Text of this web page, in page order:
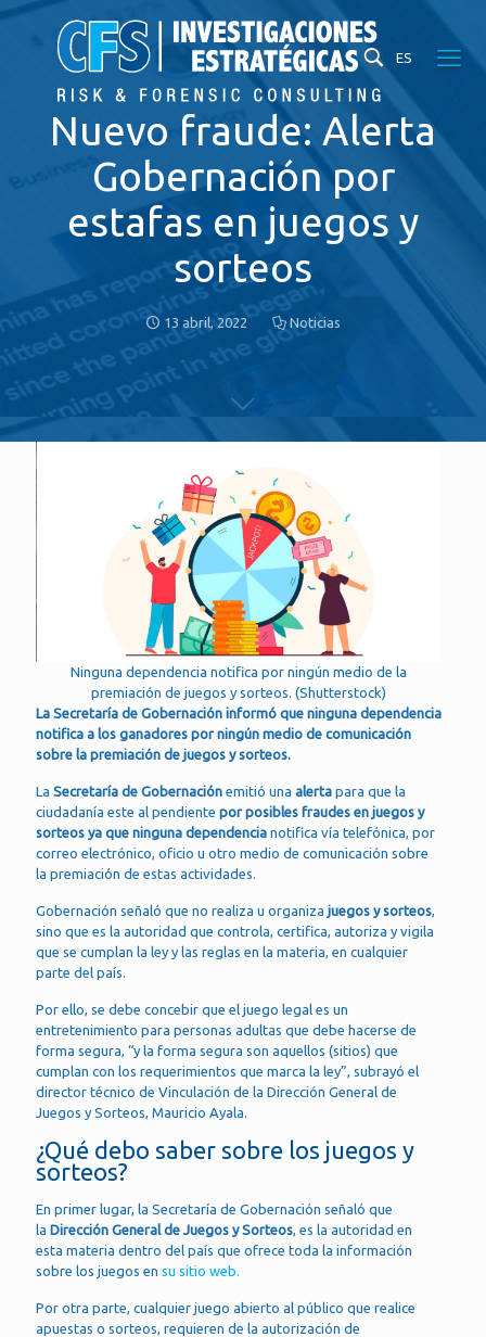
ES
Nuevo fraude: Alerta
Gobernación por
estafas en juegos y
sorteos
13 abril, 2022 Noticias
Ninguna dependencia notifica por ningún medio de la
premiación de juegos y sorteos. (Shutterstock)
La Secretaría de Gobernación informó que ninguna dependencia
notifica a los ganadores por ningún medio de comunicación
sobre la premiación de juegos y sorteos.
La Secretaría de Gobernación emitió una alerta para que la
ciudadanía este al pendiente por posibles fraudes en juegos y
sorteos ya que ninguna dependencia notifica vía telefónica, por
correo electrónico, oficio u otro medio de comunicación sobre
la premiación de estas actividades.
Gobernación señaló que no realiza u organiza juegos y sorteos,
sino que es la autoridad que controla, certifica, autoriza y vigila
que se cumplan la ley y las reglas en la materia, en cualquier
parte del país.
Por ello, se debe concebir que el juego legal es un
entretenimiento para personas adultas que debe hacerse de
forma segura, “y la forma segura son aquellos (sitios) que
cumplan con los requerimientos que marca la ley”, subrayó el
director técnico de Vinculación de la Dirección General de
Juegos y Sorteos, Mauricio Ayala.
¿Qué debo saber sobre los juegos y
sorteos?
En primer lugar, la Secretaría de Gobernación señaló que
la Dirección General de Juegos y Sorteos, es la autoridad en
esta materia dentro del país que ofrece toda la información
sobre los juegos en su sitio web.
Por otra parte, cualquier juego abierto al público que realice
apuestas o sorteos, requieren de la autorización de